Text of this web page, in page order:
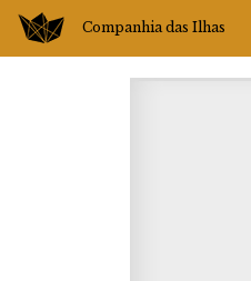
Companhia das Ilhas